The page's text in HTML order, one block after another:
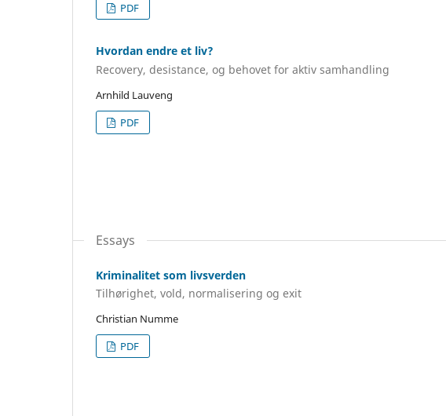
PDF
Hvordan endre et liv?
Recovery, desistance, og behovet for aktiv samhandling
Arnhild Lauveng
PDF
Essays
Kriminalitet som livsverden
Tilhørighet, vold, normalisering og exit
Christian Numme
PDF